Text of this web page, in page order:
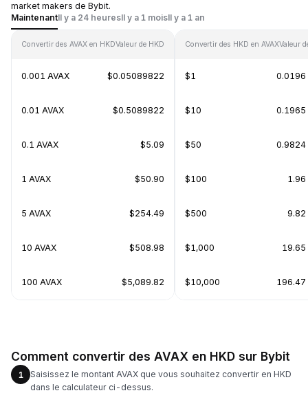
market makers de Bybit.
MaintenantIl y a 24 heuresIl y a 1 moisIl y a 1 an
Convertir des AVAX en HKDValeur de HKD
0.001 AVAX $0.05089822
0.01 AVAX $0.5089822
0.1 AVAX $5.09
1 AVAX $50.90
5 AVAX $254.49
10 AVAX $508.98
100 AVAX $5,089.82
Convertir des HKD en AVAXValeur
$1 0.0196
$10 0.1965
$50 0.9824
$100 1.96
$500 9.82
$1,000 19.65
$10,000 196.47
Comment convertir des AVAX en HKD sur Bybit
1
Saisissez le montant AVAX que vous souhaitez convertir en HKD
dans le calculateur ci-dessus.